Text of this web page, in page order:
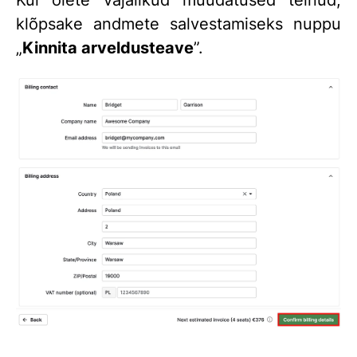
klõpsake andmete salvestamiseks nuppu
„Kinnita arveldusteave”.